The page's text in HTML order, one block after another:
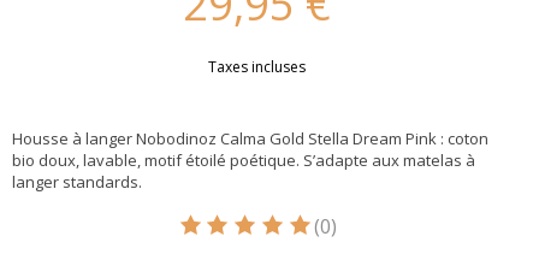
Taxes incluses
Housse à langer Nobodinoz Calma Gold Stella Dream Pink : coton
bio doux, lavable, motif étoilé poétique. S’adapte aux matelas à
langer standards.
Ce produit est évalué à
(0)